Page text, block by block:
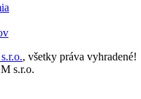
, všetky práva vyhradené!
s.r.o.